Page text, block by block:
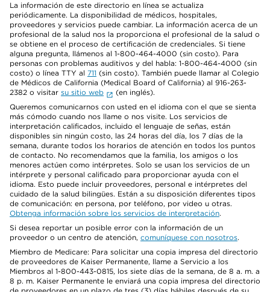
La información de este directorio en línea se actualiza
periódicamente. La disponibilidad de médicos, hospitales,
proveedores y servicios puede cambiar. La información acerca de un
profesional de la salud nos la proporciona el profesional de la salud o
se obtiene en el proceso de certificación de credenciales. Si tiene
alguna pregunta, llámenos al 1-800-464-4000 (sin costo). Para
personas con problemas auditivos y del habla: 1-800-464-4000 (sin
costo) o línea TTY al 711 (sin costo). También puede llamar al Colegio
de Médicos de California (Medical Board of California) al 916-263-
2382 o visitar su sitio web
(en inglés).
Queremos comunicarnos con usted en el idioma con el que se sienta
más cómodo cuando nos llame o nos visite. Los servicios de
interpretación calificados, incluido el lenguaje de señas, están
disponibles sin ningún costo, las 24 horas del día, los 7 días de la
semana, durante todos los horarios de atención en todos los puntos
de contacto. No recomendamos que la familia, los amigos o los
menores actúen como intérpretes. Solo se usan los servicios de un
intérprete y personal calificado para proporcionar ayuda con el
idioma. Esto puede incluir proveedores, personal e intérpretes del
cuidado de la salud bilingües. Están a su disposición diferentes tipos
de comunicación: en persona, por teléfono, por video u otras.
Obtenga información sobre los servicios de interpretación.
Si desea reportar un posible error con la información de un
proveedor o un centro de atención, comuníquese con nosotros.
Miembro de Medicare: Para solicitar una copia impresa del directorio
de proveedores de Kaiser Permanente, llame a Servicio a los
Miembros al 1-800-443-0815, los siete días de la semana, de 8 a. m. a
8 p. m. Kaiser Permanente le enviará una copia impresa del directorio